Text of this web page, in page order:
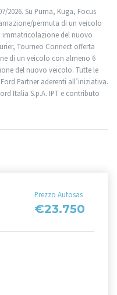
2026. Su Puma, Kuga, Focus
permuta di un veicolo
immatricolazione del nuovo
Tourneo Connect offerta
di un veicolo con almeno 6
del nuovo veicolo. Tutte le
Partner aderenti all’iniziativa.
Italia S.p.A. IPT e contributo
Prezzo Autosas
€23.750